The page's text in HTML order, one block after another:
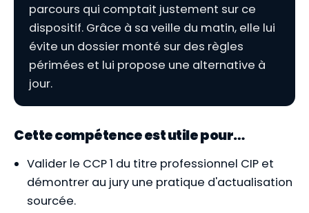
parcours qui comptait justement sur ce
dispositif. Grâce à sa veille du matin, elle lui
évite un dossier monté sur des règles
périmées et lui propose une alternative à
jour.
Cette compétence est utile pour…
Valider le CCP 1 du titre professionnel CIP et
démontrer au jury une pratique d'actualisation
sourcée.